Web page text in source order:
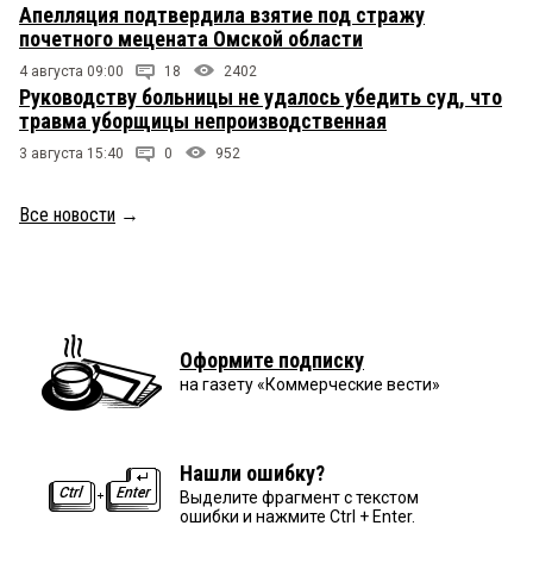
Апелляция подтвердила взятие под стражу
почетного мецената Омской области
4 августа 09:00 18 2402
Руководству больницы не удалось убедить суд, что
травма уборщицы непроизводственная
3 августа 15:40 0 952
Все новости →
Оформите подписку
на газету «Коммерческие вести»
Нашли ошибку?
Выделите фрагмент с текстом
ошибки и нажмите Ctrl + Enter.